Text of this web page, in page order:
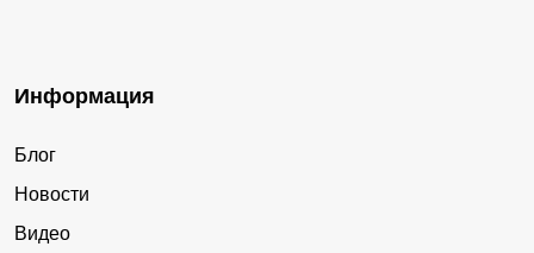
Информация
Блог
Новости
Видео